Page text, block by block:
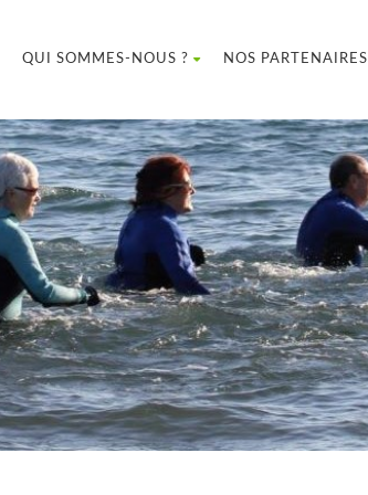
QUI SOMMES-NOUS ? NOS PARTENAIRES